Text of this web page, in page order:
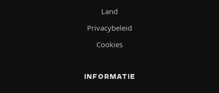
Land
Privacybeleid
Cookies
INFORMATIE